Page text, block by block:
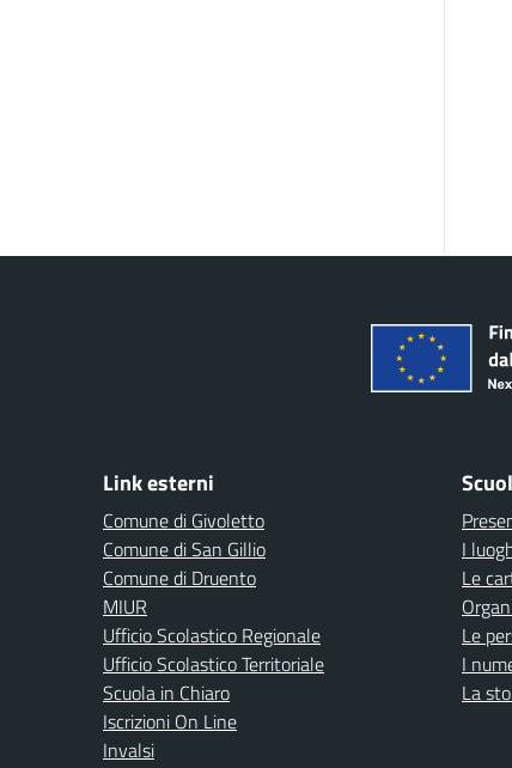
Link esterni
Comune di Givoletto
Comune di San Gillio
Comune di Druento
MIUR
Ufficio Scolastico Regionale
Ufficio Scolastico Territoriale
Scuola in Chiaro
Iscrizioni On Line
Invalsi
I
Le
Le
I
La